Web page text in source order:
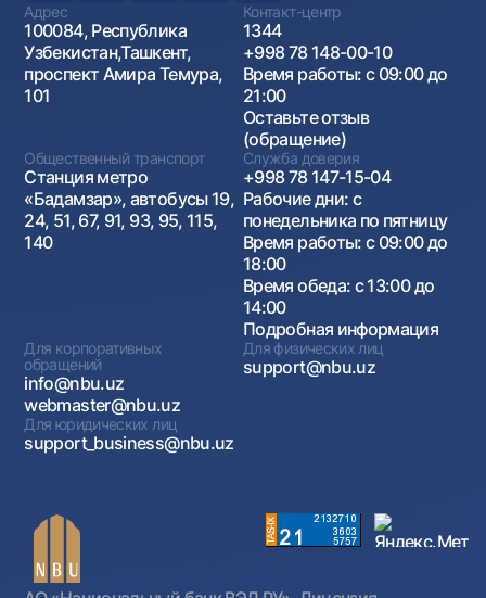
Адрес
100084, Республика
Узбекистан,Ташкент,
проспект Амира Темура,
101
Контакт-центр
1344
+998 78 148-00-10
Время работы: с 09:00 до
21:00
Оставьте отзыв
(обращение)
Общественный транспорт
Станция метро
«Бадамзар», автобусы 19,
24, 51, 67, 91, 93, 95, 115,
140
Служба доверия
+998 78 147-15-04
Рабочие дни: с
понедельника по пятницу
Время работы: с 09:00 до
18:00
Время обеда: с 13:00 до
14:00
Подробная информация
Для корпоративных
обращений
info@nbu.uz
webmaster@nbu.uz
Для физических лиц
support@nbu.uz
Для юридических лиц
support_business@nbu.uz